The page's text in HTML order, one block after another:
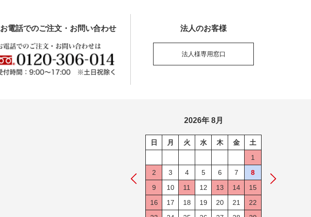
お電話でのご注文・お問い合わせ 法人のお客様
法人様専用窓口
2026年 8月
日 月 火 水 木 金
土
1
2
3 4 5 6 7
8
9
10 11 12 13 14
15
16
17 18 19 20 21
22